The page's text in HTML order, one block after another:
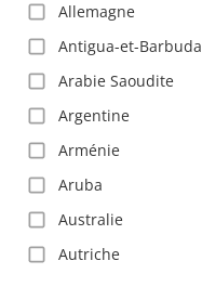
Allemagne
Antigua-et-Barbuda
Arabie Saoudite
Argentine
Arménie
Aruba
Australie
Autriche